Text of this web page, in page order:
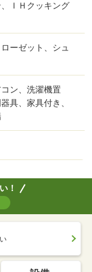
ＩＨクッキング
ーゼット、シュ
ン、洗濯機置
具、家具付き、
！